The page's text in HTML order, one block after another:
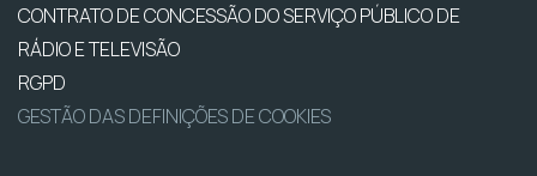
CONTRATO DE CONCESSÃO DO SERVIÇO PÚBLICO DE
RÁDIO E TELEVISÃO
RGPD
GESTÃO DAS DEFINIÇÕES DE COOKIES